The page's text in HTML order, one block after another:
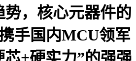
，核心元器件的
手国内MCU领军